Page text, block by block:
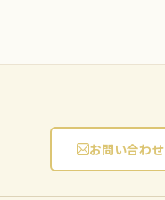
お問い合わせ